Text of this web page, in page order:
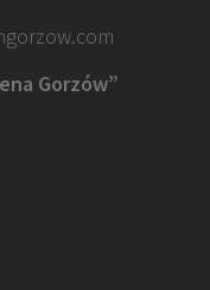
Gorzów”